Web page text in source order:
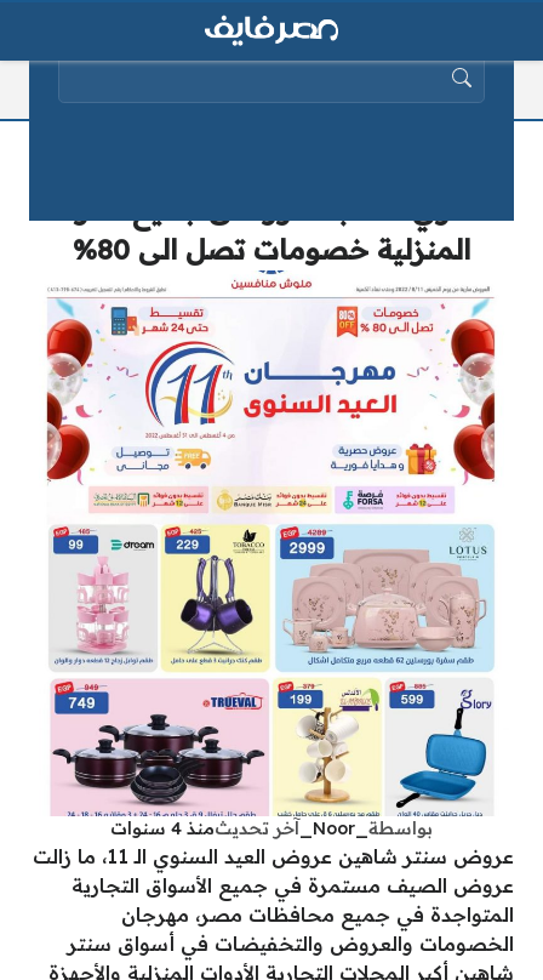
المنزلية خصومات تصل الى 80%
بواسطة آخر تحديثمنذ 4 سنوات
عروض سنتر شاهين عروض العيد السنوي الـ 11، ما زالت
عروض الصيف مستمرة في جميع الأسواق التجارية
المتواجدة في جميع محافظات مصر، مهرجان
الخصومات والعروض والتخفيضات في أسواق سنتر
شاهين أكبر المحلات التجارية الأدوات المنزلية والأجهزة
البحث عن: